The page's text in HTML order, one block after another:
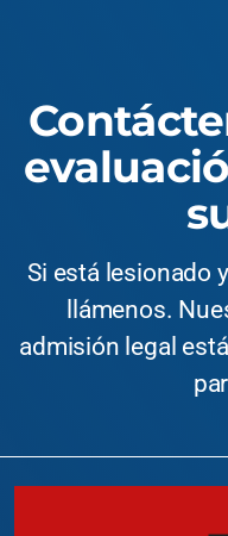
Si está lesionado
llámenos.
admisión legal